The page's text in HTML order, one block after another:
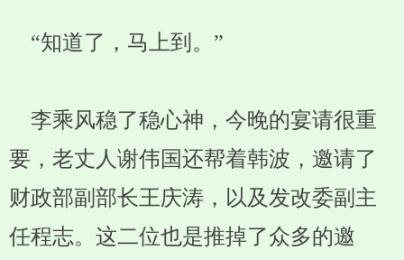
“知道了，马上到。”
李乘风稳了稳心神，今晚的宴请很重
要，老丈人谢伟国还帮着韩波，邀请了
财政部副部长王庆涛，以及发改委副主
任程志。这二位也是推掉了众多的邀